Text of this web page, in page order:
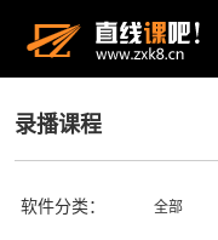
录播课程
软件分类： 全部